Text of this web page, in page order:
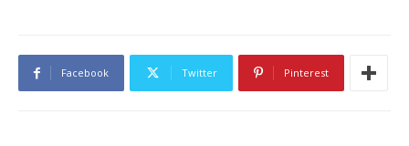
Facebook Twitter Pinterest